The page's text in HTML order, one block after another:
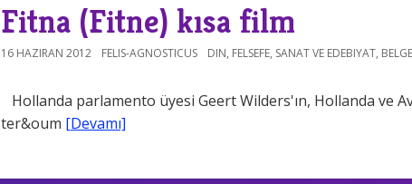
Fitna (Fitne) kısa film
16 HAZIRAN 2012 FELIS-AGNOSTICUS DIN, FELSEFE, SANAT VE EDEBIYAT,
Hollanda parlamento üyesi Geert Wilders'ın, Hollanda ve
ter&oum [Devamı]